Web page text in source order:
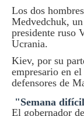
Los dos
Medvedchuk,
presidente ruso
Ucrania.
Kiev, por su
empresario en
defensores de
"Semana
El gobernador